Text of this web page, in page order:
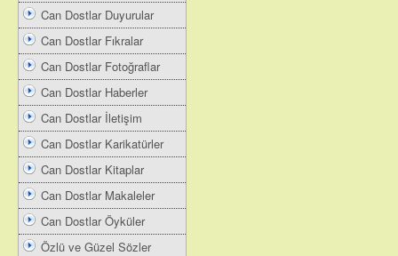
Can Dostlar Duyurular
Can Dostlar Fıkralar
Can Dostlar Fotoğraflar
Can Dostlar Haberler
Can Dostlar İletişim
Can Dostlar Karikatürler
Can Dostlar Kitaplar
Can Dostlar Makaleler
Can Dostlar Öyküler
Özlü ve Güzel Sözler